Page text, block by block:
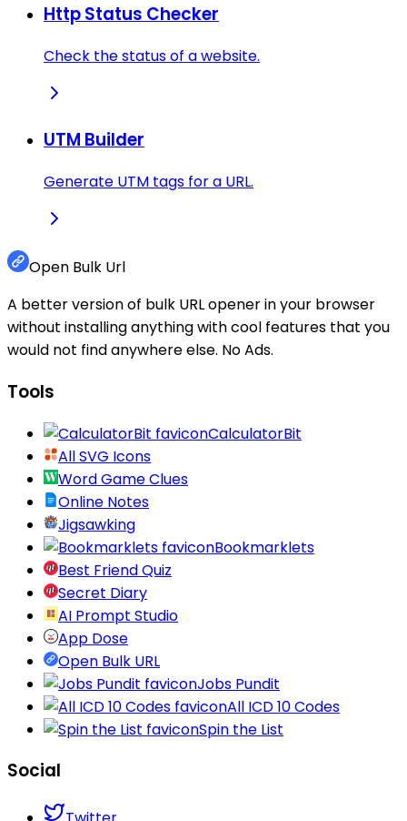
Http Status Checker
Check the status of a website.
UTM Builder
Generate UTM tags for a URL.
Open Bulk Url
A better version of bulk URL opener in your browser
without installing anything with cool features that you
would not find anywhere else. No Ads.
Tools
CalculatorBit
All SVG Icons
Word Game Clues
Online Notes
Jigsawking
Bookmarklets
Best Friend Quiz
Secret Diary
AI Prompt Studio
App Dose
Open Bulk URL
Jobs Pundit
All ICD 10 Codes
Spin the List
Social